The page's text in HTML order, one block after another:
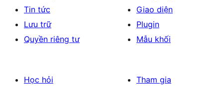
Tin tức
Lưu trữ
Quyền riêng tư
Giao diện
Plugin
Mẫu khối
Học hỏi
Tham gia